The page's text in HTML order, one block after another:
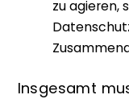
zu agieren,
Insgesamt